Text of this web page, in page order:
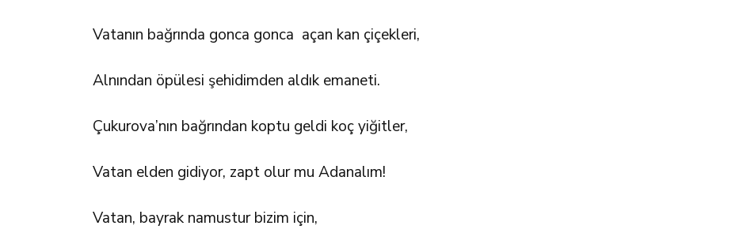
Vatanın bağrında gonca gonca açan kan çiçekleri,
Alnından öpülesi şehidimden aldık emaneti.
Çukurova’nın bağrından koptu geldi koç yiğitler,
Vatan elden gidiyor, zapt olur mu Adanalım!
Vatan, bayrak namustur bizim için,